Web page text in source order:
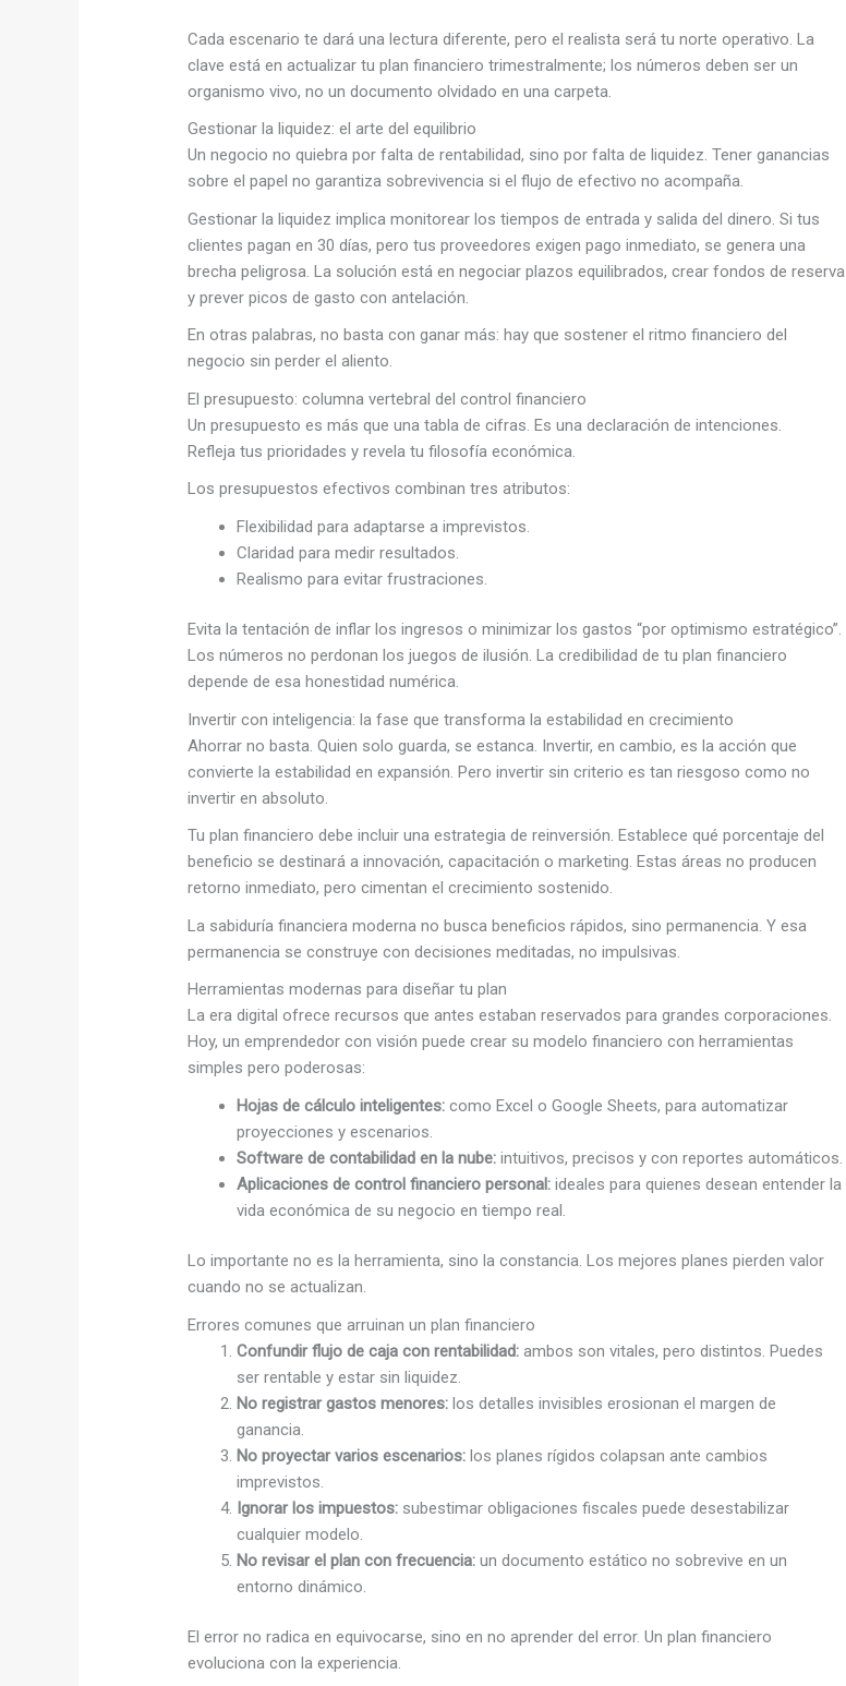
Cada escenario te dará una lectura diferente, pero el realista será tu norte operativo. La
clave está en actualizar tu plan financiero trimestralmente; los números deben ser un
organismo vivo, no un documento olvidado en una carpeta.
Gestionar la liquidez: el arte del equilibrio
Un negocio no quiebra por falta de rentabilidad, sino por falta de liquidez. Tener ganancias
sobre el papel no garantiza sobrevivencia si el flujo de efectivo no acompaña.
Gestionar la liquidez implica monitorear los tiempos de entrada y salida del dinero. Si tus
clientes pagan en 30 días, pero tus proveedores exigen pago inmediato, se genera una
brecha peligrosa. La solución está en negociar plazos equilibrados, crear fondos de reserva
y prever picos de gasto con antelación.
En otras palabras, no basta con ganar más: hay que sostener el ritmo financiero del
negocio sin perder el aliento.
El presupuesto: columna vertebral del control financiero
Un presupuesto es más que una tabla de cifras. Es una declaración de intenciones.
Refleja tus prioridades y revela tu filosofía económica.
Los presupuestos efectivos combinan tres atributos:
Flexibilidad para adaptarse a imprevistos.
Claridad para medir resultados.
Realismo para evitar frustraciones.
Evita la tentación de inflar los ingresos o minimizar los gastos “por optimismo estratégico”.
Los números no perdonan los juegos de ilusión. La credibilidad de tu plan financiero
depende de esa honestidad numérica.
Invertir con inteligencia: la fase que transforma la estabilidad en crecimiento
Ahorrar no basta. Quien solo guarda, se estanca. Invertir, en cambio, es la acción que
convierte la estabilidad en expansión. Pero invertir sin criterio es tan riesgoso como no
invertir en absoluto.
Tu plan financiero debe incluir una estrategia de reinversión. Establece qué porcentaje del
beneficio se destinará a innovación, capacitación o marketing. Estas áreas no producen
retorno inmediato, pero cimentan el crecimiento sostenido.
La sabiduría financiera moderna no busca beneficios rápidos, sino permanencia. Y esa
permanencia se construye con decisiones meditadas, no impulsivas.
Herramientas modernas para diseñar tu plan
La era digital ofrece recursos que antes estaban reservados para grandes corporaciones.
Hoy, un emprendedor con visión puede crear su modelo financiero con herramientas
simples pero poderosas:
Hojas de cálculo inteligentes: como Excel o Google Sheets, para automatizar
proyecciones y escenarios.
Software de contabilidad en la nube: intuitivos, precisos y con reportes automáticos.
Aplicaciones de control financiero personal: ideales para quienes desean entender la
vida económica de su negocio en tiempo real.
Lo importante no es la herramienta, sino la constancia. Los mejores planes pierden valor
cuando no se actualizan.
Errores comunes que arruinan un plan financiero
Confundir flujo de caja con rentabilidad: ambos son vitales, pero distintos. Puedes
ser rentable y estar sin liquidez.
No registrar gastos menores: los detalles invisibles erosionan el margen de
ganancia.
No proyectar varios escenarios: los planes rígidos colapsan ante cambios
imprevistos.
Ignorar los impuestos: subestimar obligaciones fiscales puede desestabilizar
cualquier modelo.
No revisar el plan con frecuencia: un documento estático no sobrevive en un
entorno dinámico.
El error no radica en equivocarse, sino en no aprender del error. Un plan financiero
evoluciona con la experiencia.